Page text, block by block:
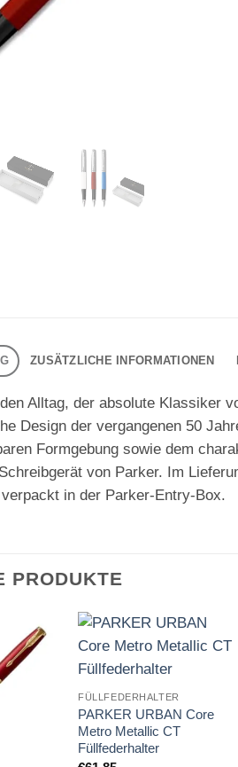
ZUSÄTZLICHE INFORMATIONEN
Alltag, der absolute Klassiker
Design der vergangenen 50
Formgebung sowie dem
von Parker. Im
in der Parker-Entry-Box.
PRODUKTE
Auf die
Merkliste
FÜLLFEDERHALTER
PARKER URBAN Core
Metro Metallic CT
Füllfederhalter